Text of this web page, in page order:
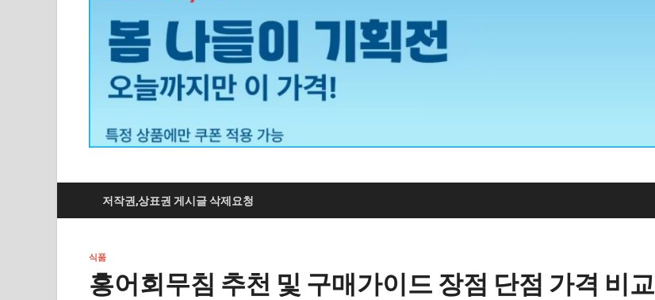
저작권,상표권 게시글 삭제요청
식품
홍어회무침 추천 및 구매가이드 장점 단점 가격 비교